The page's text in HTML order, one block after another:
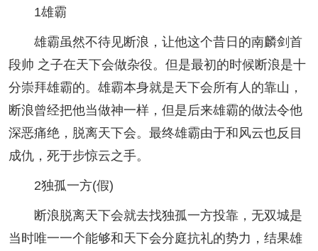
1雄霸
雄霸虽然不待见断浪，让他这个昔日的南麟剑首
段帅 之子在天下会做杂役。但是最初的时候断浪是十
分崇拜雄霸的。雄霸本身就是天下会所有人的靠山，
断浪曾经把他当做神一样，但是后来雄霸的做法令他
深恶痛绝，脱离天下会。最终雄霸由于和风云也反目
成仇，死于步惊云之手。
2独孤一方(假)
断浪脱离天下会就去找独孤一方投靠，无双城是
当时唯一一个能够和天下会分庭抗礼的势力，结果雄